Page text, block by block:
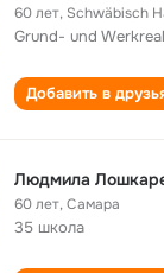
60 лет, Schwäbisch
Grund- und
Добавить в
Людмила
60 лет,Самара
35 школа